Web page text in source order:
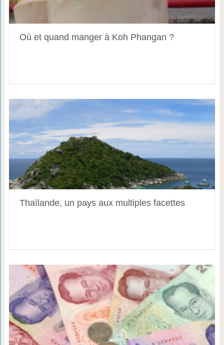
Où et quand manger à Koh Phangan ?
Thaïlande, un pays aux multiples facettes